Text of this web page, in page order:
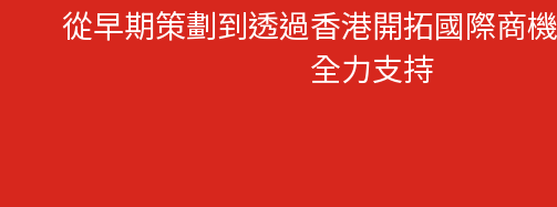
從早期策劃到透過香港開拓國際商
全力支持